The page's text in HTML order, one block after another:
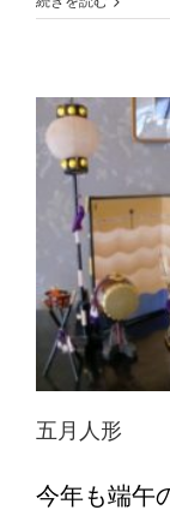
五月人形
今年も端午